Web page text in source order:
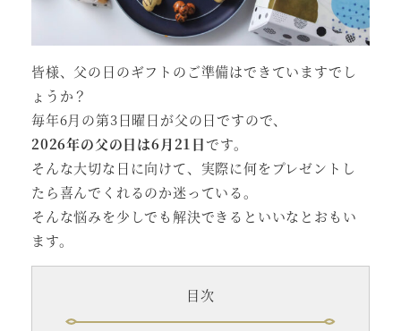
皆様、父の日のギフトのご準備はできていますでし
ょうか？
毎年6月の第3日曜日が父の日ですので、
2026年の父の日は6月21日です。
そんな大切な日に向けて、実際に何をプレゼントし
たら喜んでくれるのか迷っている。
そんな悩みを少しでも解決できるといいなとおもい
ます。
目次